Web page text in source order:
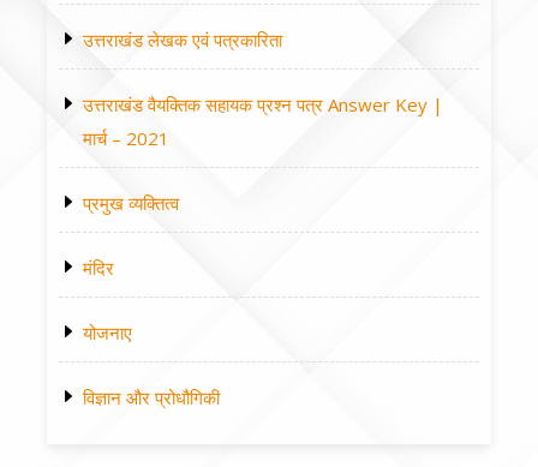
उत्तराखंड लेखक एवं पत्रकारिता
उत्तराखंड वैयक्तिक सहायक प्रश्न पत्र Answer Key |
मार्च – 2021
प्रमुख व्यक्तित्व
मंदिर
योजनाए
विज्ञान और प्रोधौगिकी